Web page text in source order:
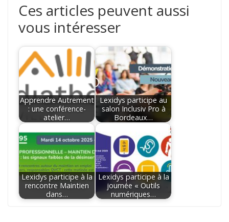
Ces articles peuvent aussi
vous intéresser
Apprendre Autrement
: une conférence-
atelier…
Lexidys participe au
salon Inclusiv Pro à
Bordeaux…
Lexidys participe à la
rencontre Maintien
dans…
Lexidys participe à la
journée « Outils
numériques…